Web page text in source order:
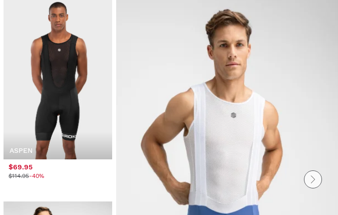
ASPEN
$69.95
$114.95-40%